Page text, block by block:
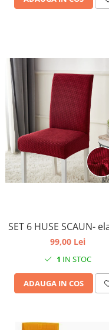
SET 6 HUSE SCAUN-
99,00 Lei
1 IN STOC
ADAUGA IN COS